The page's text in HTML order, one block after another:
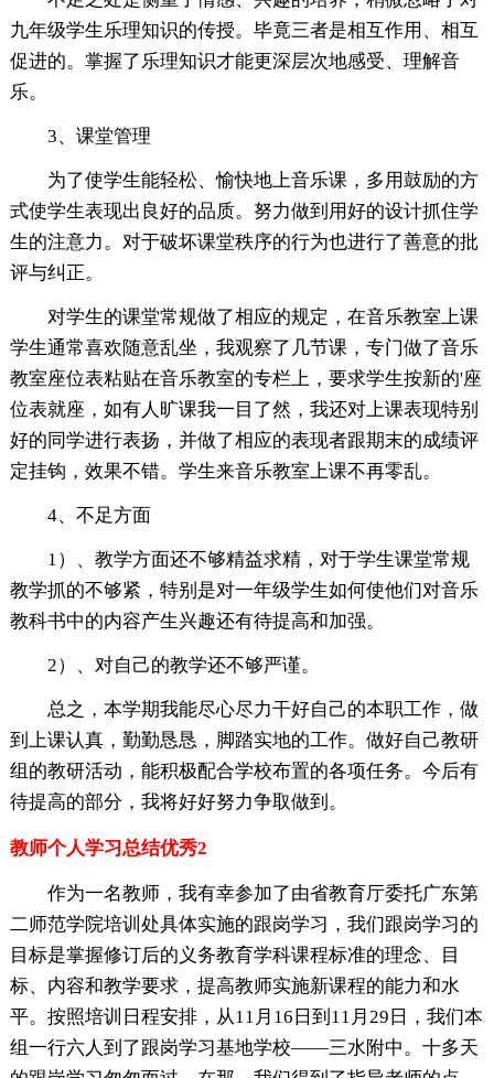
九年级学生乐理知识的传授。毕竟三者是相互作用、相互
促进的。掌握了乐理知识才能更深层次地感受、理解音
乐。
3、课堂管理
为了使学生能轻松、愉快地上音乐课，多用鼓励的方
式使学生表现出良好的品质。努力做到用好的设计抓住学
生的注意力。对于破坏课堂秩序的行为也进行了善意的批
评与纠正。
对学生的课堂常规做了相应的规定，在音乐教室上课
学生通常喜欢随意乱坐，我观察了几节课，专门做了音乐
教室座位表粘贴在音乐教室的专栏上，要求学生按新的'座
位表就座，如有人旷课我一目了然，我还对上课表现特别
好的同学进行表扬，并做了相应的表现者跟期末的成绩评
定挂钩，效果不错。学生来音乐教室上课不再零乱。
4、不足方面
1）、教学方面还不够精益求精，对于学生课堂常规
教学抓的不够紧，特别是对一年级学生如何使他们对音乐
教科书中的内容产生兴趣还有待提高和加强。
2）、对自己的教学还不够严谨。
总之，本学期我能尽心尽力干好自己的本职工作，做
到上课认真，勤勤恳恳，脚踏实地的工作。做好自己教研
组的教研活动，能积极配合学校布置的各项任务。今后有
待提高的部分，我将好好努力争取做到。
教师个人学习总结优秀2
作为一名教师，我有幸参加了由省教育厅委托广东第
二师范学院培训处具体实施的跟岗学习，我们跟岗学习的
目标是掌握修订后的义务教育学科课程标准的理念、目
标、内容和教学要求，提高教师实施新课程的能力和水
平。按照培训日程安排，从11月16日到11月29日，我们本
组一行六人到了跟岗学习基地学校——三水附中。十多天